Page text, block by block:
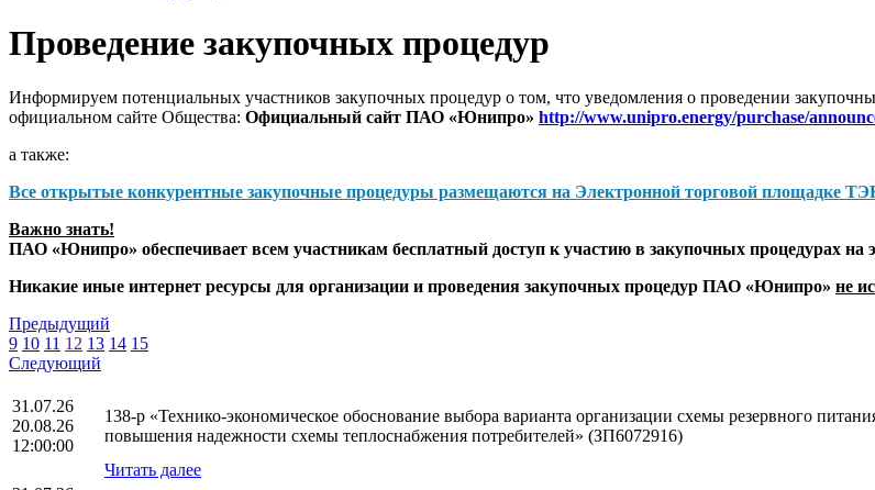
Проведение закупочных процедур
Информируем потенциальных участников закупочных процедур о том, что уведомления о проведении
официальном сайте Общества: Официальный сайт ПАО «Юнипро» http://www.unipro.energy/purchase/
а также:
Все открытые конкурентные закупочные процедуры размещаются на Электронной торговой площадке
Важно знать!
ПАО «Юнипро» обеспечивает всем участникам бесплатный доступ к участию в закупочных процедурах
Никакие иные интернет ресурсы для организации и проведения закупочных процедур ПАО «Юнипро» не
Предыдущий
9 10 11 12 13 14 15
Следующий
31.07.26
20.08.26
12:00:00
138-р «Технико-экономическое обоснование выбора варианта организации схемы резервного
повышения надежности схемы теплоснабжения потребителей» (ЗП6072916)
Читать далее